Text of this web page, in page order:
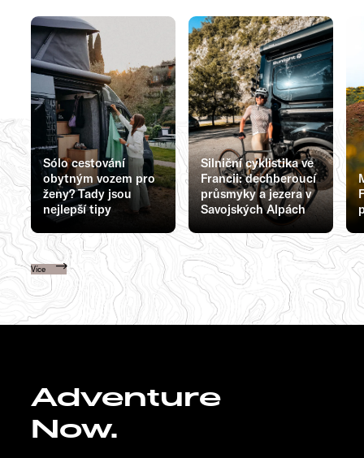
Sólo cestování
obytným vozem pro
ženy? Tady jsou
nejlepší tipy
Silniční cyklistika ve
Francii: dechberoucí
průsmyky a jezera v
Savojských Alpách
Více
Adventure
Now.